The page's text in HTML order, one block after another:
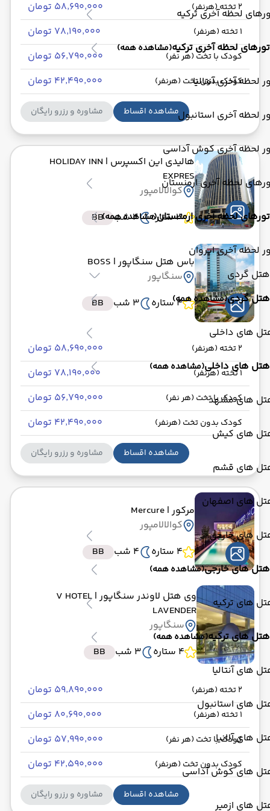
لحظه آخری ترکیه
تورهای لحظه آخری ترکیه(مشاهده همه)
لحظه آخری آنتالیا
لحظه آخری استانبول
لحظه آخری کوش آداسی
لحظه آخری ارمنستان
تورهای لحظه آخری ارمنستان(مشاهده همه)
لحظه آخری ایروان
هتل گردی
هتل گردی(مشاهده همه)
های داخلی
هتل های داخلی(مشاهده همه)
های مشهد
های کیش
های قشم
های اصفهان
های خارجی
هتل های خارجی(مشاهده همه)
های ترکیه
هتل های ترکیه(مشاهده همه)
های آنتالیا
های استانبول
های آلانیا
های کوش آداسی
های ازمیر
2 تخته (هرنفر) ۵۸٬۶۹۰٬۰۰۰ تومان
1 تخته (هرنفر) ۷۸٬۱۹۰٬۰۰۰ تومان
کودک با تخت (هر نفر) ۵۶٬۷۹۰٬۰۰۰ تومان
کودک بدون تخت (هرنفر) ۴۲٬۴۹۰٬۰۰۰ تومان
مشاهده اقساط مشاوره و رزرو رایگان
هالیدی این اکسپرس | HOLIDAY INN
EXPRES
کوالالامپور
3 ستاره
4 شب BB
باس هتل سنگاپور| BOSS
سنگاپور
4 ستاره
3 شب BB
2 تخته (هرنفر) ۵۸٬۶۹۰٬۰۰۰ تومان
1 تخته (هرنفر) ۷۸٬۱۹۰٬۰۰۰ تومان
کودک با تخت (هر نفر) ۵۶٬۷۹۰٬۰۰۰ تومان
کودک بدون تخت (هرنفر) ۴۲٬۴۹۰٬۰۰۰ تومان
مشاهده اقساط مشاوره و رزرو رایگان
مرکور| Mercure
کوالالامپور
4 ستاره
4 شب BB
وی هتل لاوندر سنگاپور | V HOTEL
LAVENDER
سنگاپور
4 ستاره
3 شب BB
2 تخته (هرنفر) ۵۹٬۸۹۰٬۰۰۰ تومان
1 تخته (هرنفر) ۸۰٬۶۹۰٬۰۰۰ تومان
کودک با تخت (هر نفر) ۵۷٬۹۹۰٬۰۰۰ تومان
کودک بدون تخت (هرنفر) ۴۲٬۵۹۰٬۰۰۰ تومان
مشاهده اقساط مشاوره و رزرو رایگان